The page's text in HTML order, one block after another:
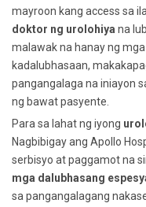
mayroon kang access sa
doktor ng urolohiya na
malawak na hanay ng
kadalubhasaan,
pangangalaga na iniayon
ng bawat pasyente.
Para sa lahat ng iyong
Nagbibigay ang Apollo
serbisyo at paggamot na
mga dalubhasang
sa pangangalagang